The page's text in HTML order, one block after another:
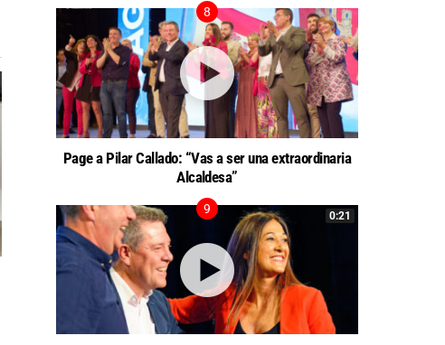
Page a Pilar Callado: “Vas a ser una extraordinaria
Alcaldesa”
0:21